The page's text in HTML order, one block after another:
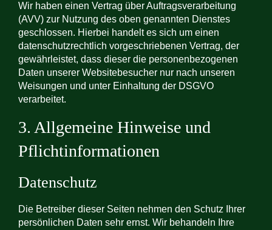
Wir haben einen Vertrag über Auftragsverarbeitung
(AVV) zur Nutzung des oben genannten Dienstes
geschlossen. Hierbei handelt es sich um einen
datenschutzrechtlich vorgeschriebenen Vertrag, der
gewährleistet, dass dieser die personenbezogenen
Daten unserer Websitebesucher nur nach unseren
Weisungen und unter Einhaltung der DSGVO
verarbeitet.
3. Allgemeine Hinweise und
Pflicht­informationen
Datenschutz
Die Betreiber dieser Seiten nehmen den Schutz Ihrer
persönlichen Daten sehr ernst. Wir behandeln Ihre